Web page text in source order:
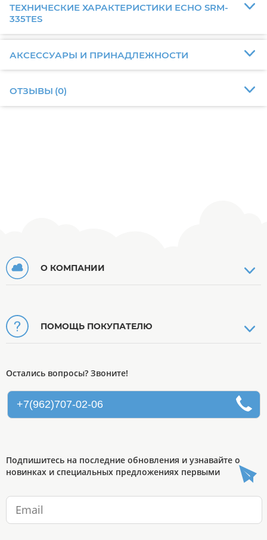
ТЕХНИЧЕСКИЕ ХАРАКТЕРИСТИКИ ECHO SRM-
335TES
АКСЕССУАРЫ И ПРИНАДЛЕЖНОСТИ
ОТЗЫВЫ (0)
О КОМПАНИИ
ПОМОЩЬ ПОКУПАТЕЛЮ
Остались вопросы? Звоните!
+7(962)707-02-06
Подпишитесь на последние обновления и узнавайте о
новинках и специальных предложениях первыми